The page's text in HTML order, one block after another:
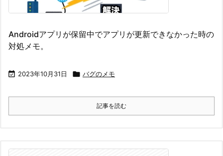
Androidアプリが保留中でアプリが更新できなかった時の
対処メモ。
 2023年10月31日  バグのメモ
記事を読む